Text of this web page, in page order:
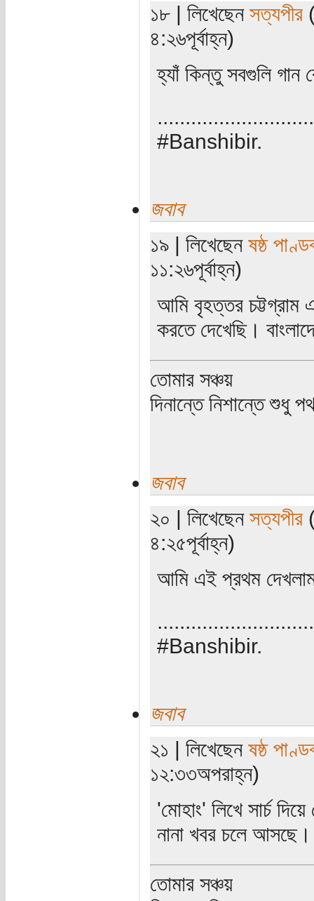
১৮ | লিখেছেন সত্যপীর
৪:২৬পূর্বাহ্ন)
হ্যাঁ কিন্তু সবগুলি গান
#Banshibir.
জবাব
১৯ | লিখেছেন ষষ্ঠ
১১:২৬পূর্বাহ্ন)
আমি বৃহত্তর চট্টগ্রাম
করতে দেখেছি।
তোমার সঞ্চয়
দিনান্তে নিশান্তে শুধু
জবাব
২০ | লিখেছেন সত্যপীর
৪:২৫পূর্বাহ্ন)
আমি এই প্রথম
#Banshibir.
জবাব
২১ | লিখেছেন ষষ্ঠ
১২:৩৩অপরাহ্ন)
'মোহাং' লিখে সার্চ
নানা খবর চলে আসছে।
তোমার সঞ্চয়